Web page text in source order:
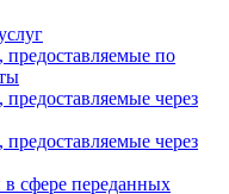
по
через
через
в сфере переданных